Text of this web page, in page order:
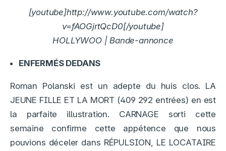
[youtube]http://www.youtube.com/watch?
v=fAOGjrtQcD0[/youtube]
HOLLYWOO | Bande-annonce
ENFERMÉS DEDANS
Roman Polanski est un adepte du huis clos. LA
JEUNE FILLE ET LA MORT (409 292 entrées) en est
la parfaite illustration. CARNAGE sorti cette
semaine confirme cette appétence que nous
pouvions déceler dans RÉPULSION, LE LOCATAIRE